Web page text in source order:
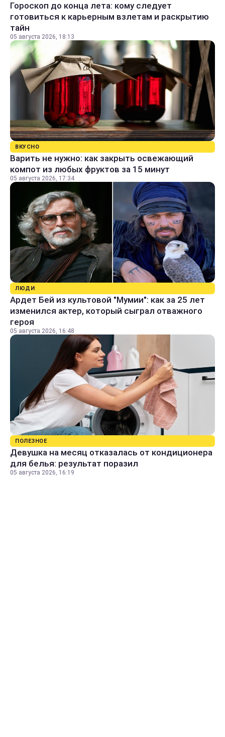
Гороскоп до конца лета: кому следует
готовиться к карьерным взлетам и раскрытию
тайн
05 августа 2026, 18:13
ВКУСНО
Варить не нужно: как закрыть освежающий
компот из любых фруктов за 15 минут
05 августа 2026, 17:34
ЛЮДИ
Ардет Бей из культовой "Мумии": как за 25 лет
изменился актер, который сыграл отважного
героя
05 августа 2026, 16:48
ПОЛЕЗНОЕ
Девушка на месяц отказалась от кондиционера
для белья: результат поразил
05 августа 2026, 16:19